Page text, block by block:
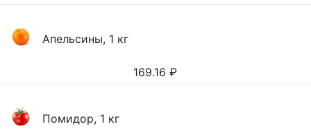
Апельсины, 1 кг
169.16 ₽
Помидор, 1 кг